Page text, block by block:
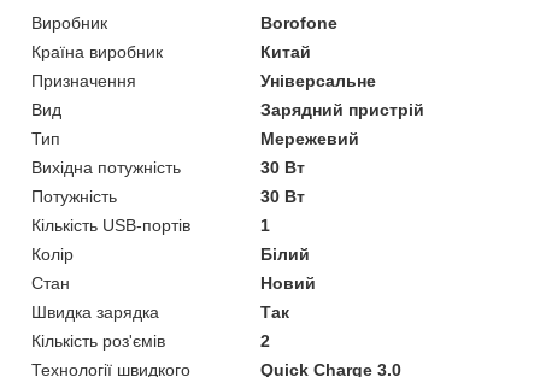
Виробник
Borofone
Країна виробник
Китай
Призначення
Універсальне
Вид
Зарядний пристрій
Тип
Мережевий
Вихідна потужність
30 Вт
Потужність
30 Вт
Кількість USB-портів
1
Колір
Білий
Стан
Новий
Швидка зарядка
Так
Кількість роз'ємів
2
Технології швидкого
Quick Charge 3.0